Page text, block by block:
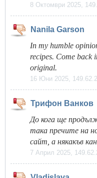
8 Октомври 2025,
Nanila Garson
In my humble
recipes. Come back
original.
16 Юни 2025,
Трифон Ванков
До кога ще
така пречите на
сайт, а някакъв
7 Април 2025,